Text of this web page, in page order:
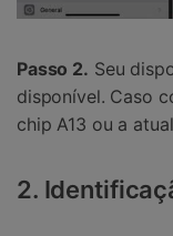
Passo 2. Seu
disponível. Caso
chip A13 ou a
2.